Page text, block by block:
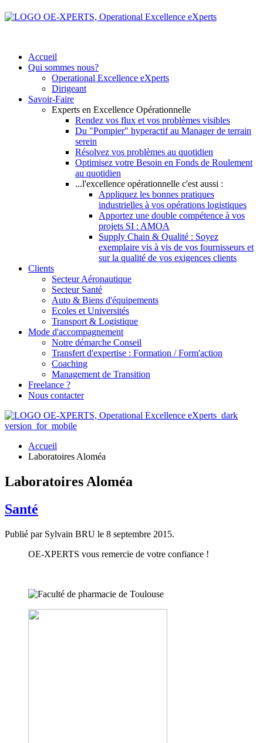
Accueil
Qui sommes nous?
Operational Excellence eXperts
Dirigeant
Savoir-Faire
Experts en Excellence Opérationnelle
Rendez vos flux et vos problèmes visibles
Du "Pompier" hyperactif au Manager de terrain
serein
Résolvez vos problèmes au quotidien
Optimisez votre Besoin en Fonds de Roulement
au quotidien
...l'excellence opérationnelle c'est aussi :
Appliquez les bonnes pratiques
industrielles à vos opérations logistiques
Apportez une double compétence à vos
projets SI : AMOA
Supply Chain & Qualité : Soyez
exemplaire vis à vis de vos fournisseurs et
sur la qualité de vos exigences clients
Clients
Secteur Aéronautique
Secteur Santé
Auto & Biens d'équipements
Ecoles et Universités
Transport & Logistique
Mode d'accompagnement
Notre démarche Conseil
Transfert d'expertise : Formation / Form'action
Coaching
Management de Transition
Freelance ?
Nous contacter
Accueil
Laboratoires Aloméa
Laboratoires Aloméa
Santé
Publié par Sylvain BRU le 8 septembre 2015.
OE-XPERTS vous remercie de votre confiance !